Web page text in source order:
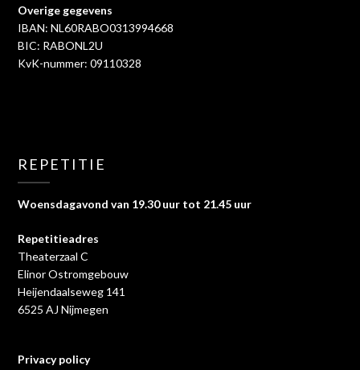
Overige gegevens
IBAN: NL60RABO0313994668
BIC: RABONL2U
KvK-nummer: 09110328
REPETITIE
Woensdagavond van 19.30 uur tot 21.45 uur
Repetitieadres
Theaterzaal C
Elinor Ostromgebouw
Heijendaalseweg 141
6525 AJ Nijmegen
Privacy policy